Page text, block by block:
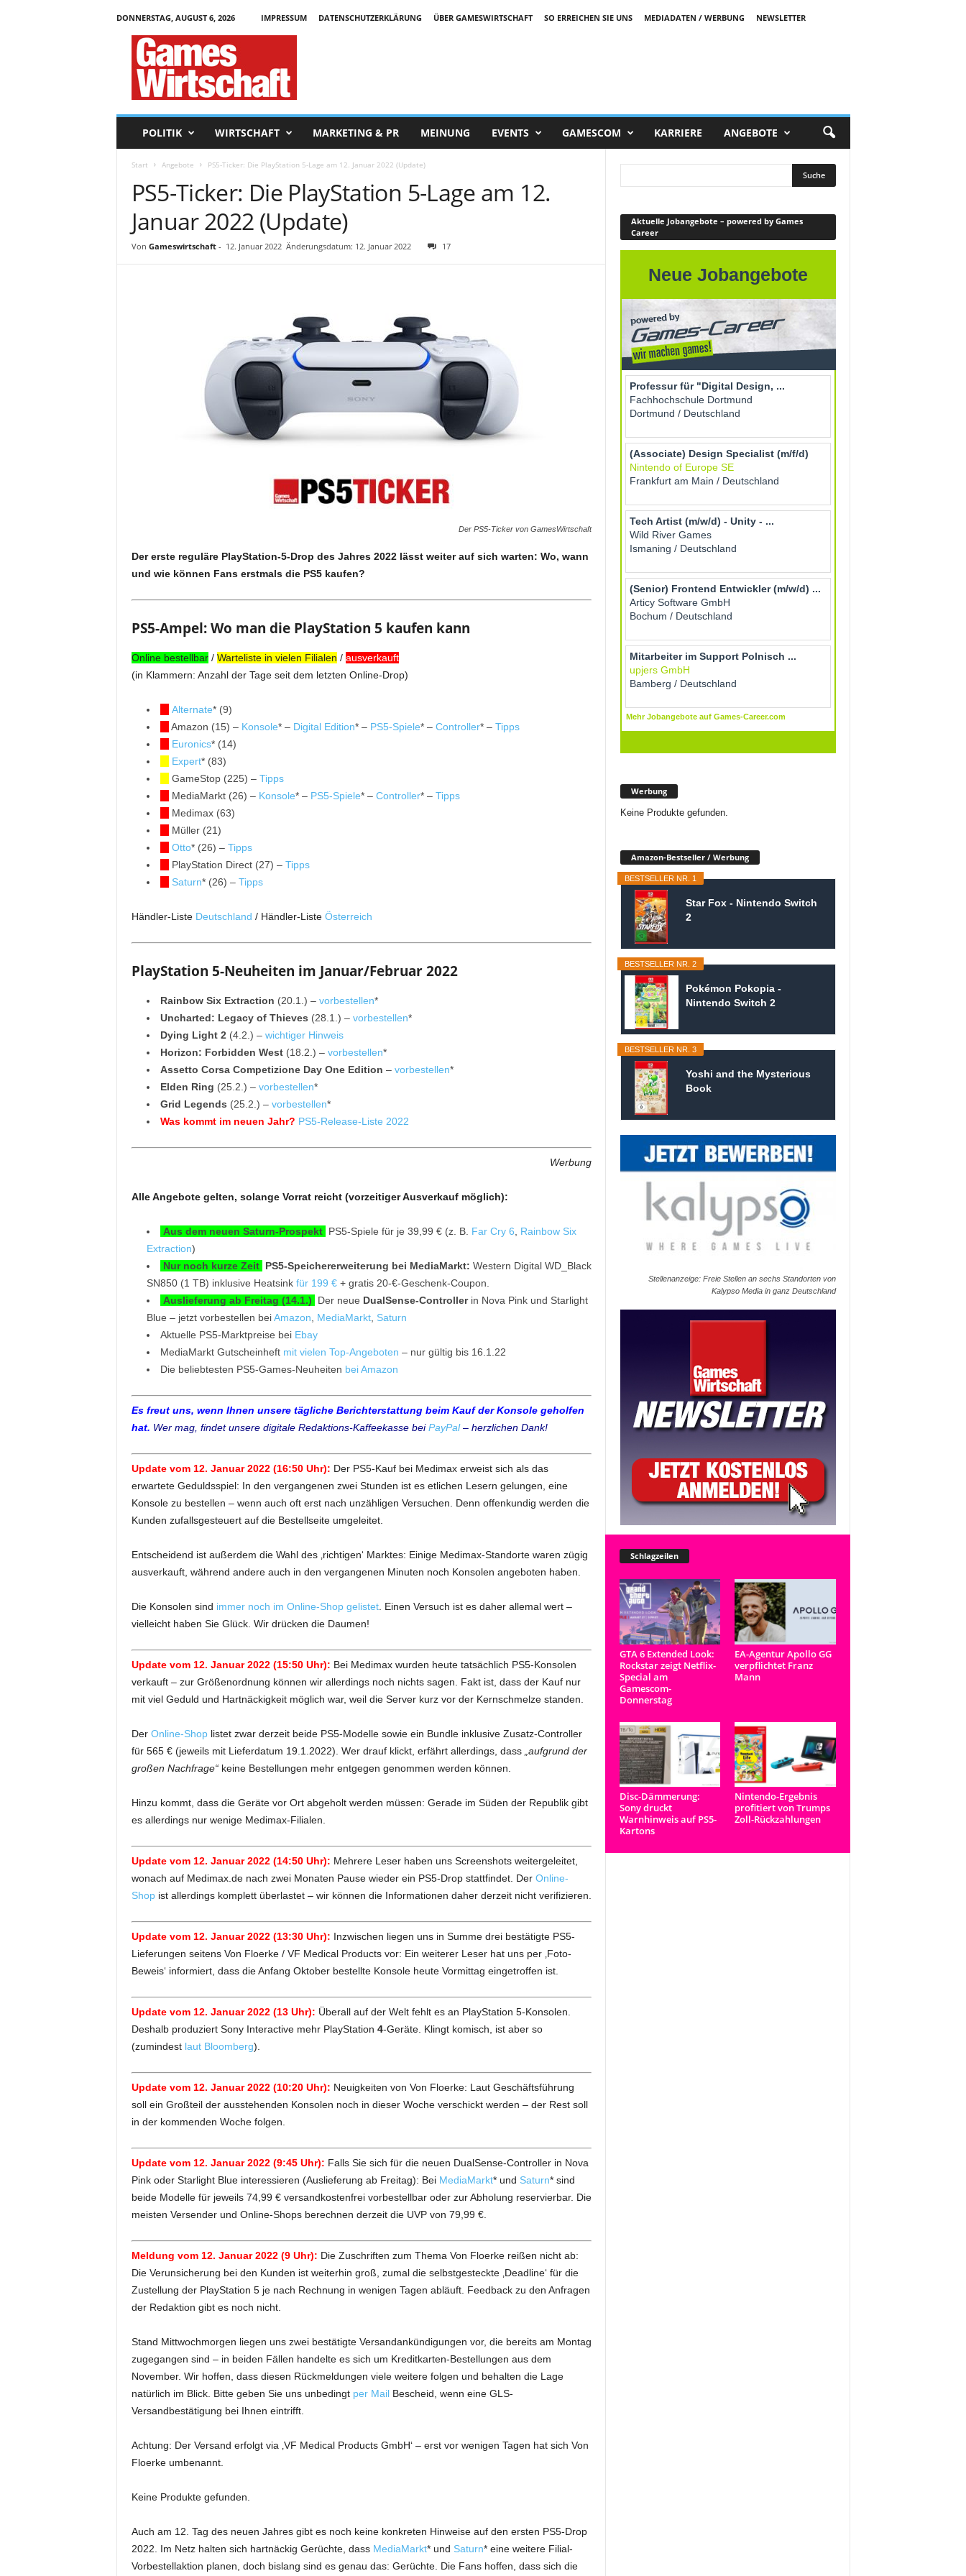
DONNERSTAG, AUGUST 6, 2026 IMPRESSUM DATENSCHUTZERKLÄRUNG ÜBER GAMESWIRTSCHAFT SO ERREICHEN SIE UNS MEDIADATEN / WERBUNG
NEWSLETTER
POLITIK WIRTSCHAFT MARKETING & PR MEINUNG EVENTS GAMESCOM KARRIERE ANGEBOTE
Start Angebote PS5-Ticker: Die PlayStation 5-Lage am 12. Januar 2022 (Update)
PS5-Ticker: Die PlayStation 5-Lage am 12.
Januar 2022 (Update)
Von Gameswirtschaft- 12. Januar 2022 Änderungsdatum: 12. Januar 2022 17
Der PS5-Ticker von GamesWirtschaft
Der erste reguläre PlayStation-5-Drop des Jahres 2022 lässt weiter auf sich warten: Wo, wann
und wie können Fans erstmals die PS5 kaufen?
PS5-Ampel: Wo man die PlayStation 5 kaufen kann
Online bestellbar/ Warteliste in vielen Filialen / ausverkauft
(in Klammern: Anzahl der Tage seit dem letzten Online-Drop)
Alternate* (9)
Amazon (15) – Konsole* – Digital Edition* – PS5-Spiele* – Controller* – Tipps
Euronics* (14)
Expert* (83)
GameStop (225) – Tipps
MediaMarkt (26) – Konsole* – PS5-Spiele* – Controller* – Tipps
Medimax (63)
Müller (21)
Otto* (26) – Tipps
PlayStation Direct (27) – Tipps
Saturn* (26) – Tipps
Händler-Liste Deutschland / Händler-Liste Österreich
PlayStation 5-Neuheiten im Januar/Februar 2022
Rainbow Six Extraction (20.1.) – vorbestellen*
Uncharted: Legacy of Thieves (28.1.) – vorbestellen*
Dying Light 2(4.2.) – wichtiger Hinweis
Horizon: Forbidden West(18.2.) – vorbestellen*
Assetto Corsa Competizione Day One Edition – vorbestellen*
Elden Ring (25.2.) – vorbestellen*
Grid Legends (25.2.) – vorbestellen*
Was kommt im neuen Jahr? PS5-Release-Liste 2022
Werbung
Alle Angebote gelten, solange Vorrat reicht (vorzeitiger Ausverkauf möglich):
Aus dem neuen Saturn-Prospekt PS5-Spiele für je 39,99 € (z. B. Far Cry 6
Rainbow Six
Extraction)
Nur noch kurze Zeit PS5-Speichererweiterung bei MediaMarkt: Western Digital WD_Black
SN850 (1 TB) inklusive Heatsink für 199 €+ gratis 20-€-Geschenk-Coupon.
Auslieferung ab Freitag (14.1.)
Der neue DualSense-Controllerin Nova Pink und Starlight
Blue – jetzt vorbestellen beiAmazon MediaMarkt, Saturn
Aktuelle PS5-Marktpreise bei Ebay
MediaMarkt Gutscheinheft mit vielen Top-Angeboten – nur gültig bis 16.1.22
Die beliebtesten PS5-Games-Neuheiten bei Amazon
Es freut uns, wenn Ihnen unsere tägliche Berichterstattung beim Kauf der Konsole geholfen
hat. Wer mag, findet unsere digitale Redaktions-Kaffeekasse bei PayPal – herzlichen Dank!
Update vom 12. Januar 2022 (16:50 Uhr): Der PS5-Kauf bei Medimax erweist sich als das
erwartete Geduldsspiel: In den vergangenen zwei Stunden ist es etlichen Lesern gelungen, eine
Konsole zu bestellen – wenn auch oft erst nach unzähligen Versuchen. Denn offenkundig werden die
Kunden zufallsgesteuert auf die Bestellseite umgeleitet.
Entscheidend ist außerdem die Wahl des ‚richtigen‘ Marktes: Einige Medimax-Standorte waren zügig
ausverkauft, während andere auch in den vergangenen Minuten noch Konsolen angeboten haben.
Die Konsolen sind immer noch im Online-Shop gelistet. Einen Versuch ist es daher allemal wert –
vielleicht haben Sie Glück. Wir drücken die Daumen!
Update vom 12. Januar 2022 (15:50 Uhr): Bei Medimax wurden heute tatsächlich PS5-Konsolen
verkauft – zur Größenordnung können wir allerdings noch nichts sagen. Fakt ist, dass der Kauf nur
mit viel Geduld und Hartnäckigkeit möglich war, weil die Server kurz vor der Kernschmelze standen.
Der Online-Shoplistet zwar derzeit beide PS5-Modelle sowie ein Bundle inklusive Zusatz-Controller
für 565 € (jeweils mit Lieferdatum 19.1.2022). Wer drauf klickt, erfährt allerdings, dass „aufgrund der
großen Nachfrage“keine Bestellungen mehr entgegen genommen werden können.
Hinzu kommt, dass die Geräte vor Ort abgeholt werden müssen: Gerade im Süden der Republik gibt
es allerdings nur wenige Medimax-Filialen.
Update vom 12. Januar 2022 (14:50 Uhr): Mehrere Leser haben uns Screenshots weitergeleitet,
wonach auf Medimax.de nach zwei Monaten Pause wieder ein PS5-Drop stattfindet. Der Online-
Shopist allerdings komplett überlastet – wir können die Informationen daher derzeit nicht verifizieren.
Update vom 12. Januar 2022 (13:30 Uhr): Inzwischen liegen uns in Summe drei bestätigte PS5-
Lieferungen seitens Von Floerke / VF Medical Products vor: Ein weiterer Leser hat uns per ‚Foto-
Beweis‘ informiert, dass die Anfang Oktober bestellte Konsole heute Vormittag eingetroffen ist.
Update vom 12. Januar 2022 (13 Uhr): Überall auf der Welt fehlt es an PlayStation 5-Konsolen.
Deshalb produziert Sony Interactive mehr PlayStation 4-Geräte. Klingt komisch, ist aber so
(zumindest laut Bloomberg).
Update vom 12. Januar 2022 (10:20 Uhr): Neuigkeiten von Von Floerke: Laut Geschäftsführung
soll ein Großteil der ausstehenden Konsolen noch in dieser Woche verschickt werden – der Rest soll
in der kommenden Woche folgen.
Update vom 12. Januar 2022 (9:45 Uhr): Falls Sie sich für die neuen DualSense-Controller in Nova
Pink oder Starlight Blue interessieren (Auslieferung ab Freitag): Bei MediaMarkt* und Saturn* sind
beide Modelle für jeweils 74,99 € versandkostenfrei vorbestellbar oder zur Abholung reservierbar. Die
meisten Versender und Online-Shops berechnen derzeit die UVP von 79,99 €.
Meldung vom 12. Januar 2022 (9 Uhr): Die Zuschriften zum Thema Von Floerke reißen nicht ab:
Die Verunsicherung bei den Kunden ist weiterhin groß, zumal die selbstgesteckte ‚Deadline‘ für die
Zustellung der PlayStation 5 je nach Rechnung in wenigen Tagen abläuft. Feedback zu den Anfragen
der Redaktion gibt es noch nicht.
Stand Mittwochmorgen liegen uns zwei bestätigte Versandankündigungen vor, die bereits am Montag
zugegangen sind – in beiden Fällen handelte es sich um Kreditkarten-Bestellungen aus dem
November. Wir hoffen, dass diesen Rückmeldungen viele weitere folgen und behalten die Lage
natürlich im Blick. Bitte geben Sie uns unbedingt per MailBescheid, wenn eine GLS-
Versandbestätigung bei Ihnen eintrifft.
Achtung: Der Versand erfolgt via ‚VF Medical Products GmbH‘ – erst vor wenigen Tagen hat sich Von
Floerke umbenannt.
Keine Produkte gefunden.
Auch am 12. Tag des neuen Jahres gibt es noch keine konkreten Hinweise auf den ersten PS5-Drop
2022. Im Netz halten sich hartnäckig Gerüchte, dass MediaMarkt* und Saturn* eine weitere Filial-
Vorbestellaktion planen, doch bislang sind es genau das: Gerüchte. Die Fans hoffen, dass sich die
Aktuelle Jobangebote – powered by Games
Career
Werbung
Keine Produkte gefunden.
Amazon-Bestseller / Werbung
BESTSELLER NR. 1
Star Fox - Nintendo Switch
2
BESTSELLER NR. 2
Pokémon Pokopia -
Nintendo Switch 2
BESTSELLER NR. 3
Yoshi and the Mysterious
Book
Stellenanzeige: Freie Stellen an sechs Standorten von
Kalypso Media in ganz Deutschland
Schlagzeilen
GTA 6 Extended Look:
Rockstar zeigt Netflix-
Special am
Gamescom-
Donnerstag
EA-Agentur Apollo GG
verpflichtet Franz
Mann
Disc-Dämmerung:
Sony druckt
Warnhinweis auf PS5-
Kartons
Nintendo-Ergebnis
profitiert von Trumps
Zoll-Rückzahlungen